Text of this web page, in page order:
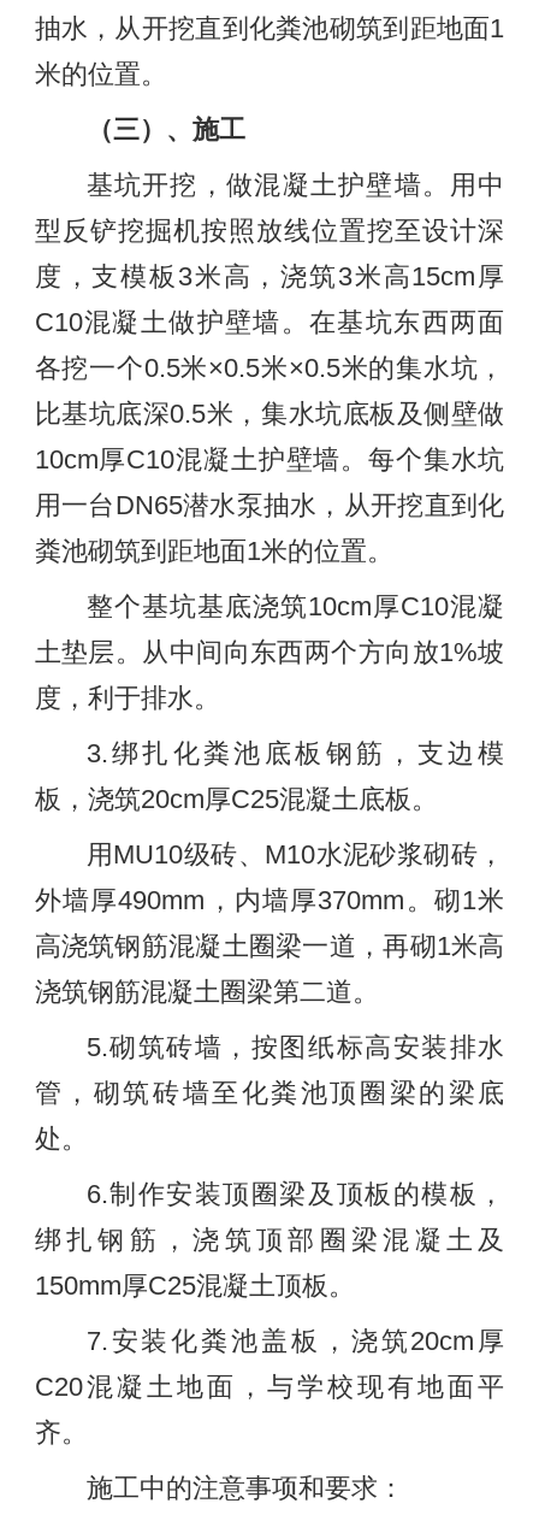
抽水，从开挖直到化粪池砌筑到距地面1
米的位置。
（三）、施工
基坑开挖，做混凝土护壁墙。用中
型反铲挖掘机按照放线位置挖至设计深
度，支模板3米高，浇筑3米高15cm厚
C10混凝土做护壁墙。在基坑东西两面
各挖一个0.5米×0.5米×0.5米的集水坑，
比基坑底深0.5米，集水坑底板及侧壁做
10cm厚C10混凝土护壁墙。每个集水坑
用一台DN65潜水泵抽水，从开挖直到化
粪池砌筑到距地面1米的位置。
整个基坑基底浇筑10cm厚C10混凝
土垫层。从中间向东西两个方向放1%坡
度，利于排水。
3.绑扎化粪池底板钢筋，支边模
板，浇筑20cm厚C25混凝土底板。
用MU10级砖、M10水泥砂浆砌砖，
外墙厚490mm，内墙厚370mm。砌1米
高浇筑钢筋混凝土圈梁一道，再砌1米高
浇筑钢筋混凝土圈梁第二道。
5.砌筑砖墙，按图纸标高安装排水
管，砌筑砖墙至化粪池顶圈梁的梁底
处。
6.制作安装顶圈梁及顶板的模板，
绑扎钢筋，浇筑顶部圈梁混凝土及
150mm厚C25混凝土顶板。
7.安装化粪池盖板，浇筑20cm厚
C20混凝土地面，与学校现有地面平
齐。
施工中的注意事项和要求：